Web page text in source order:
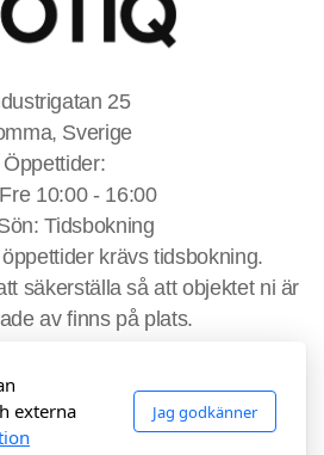
25
Sverige
Öppettider:
10:00 - 16:00
Tidsbokning
krävs tidsbokning.
säkerställa så att objektet ni är
av finns på plats.
externa
Jag godkänner